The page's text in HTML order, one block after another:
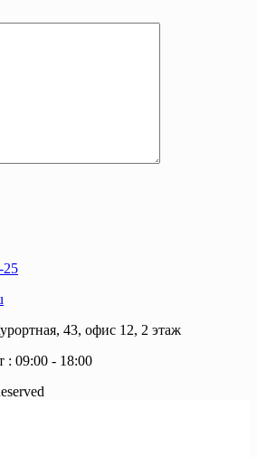
25
43, офис 12, 2 этаж
09:00 - 18:00